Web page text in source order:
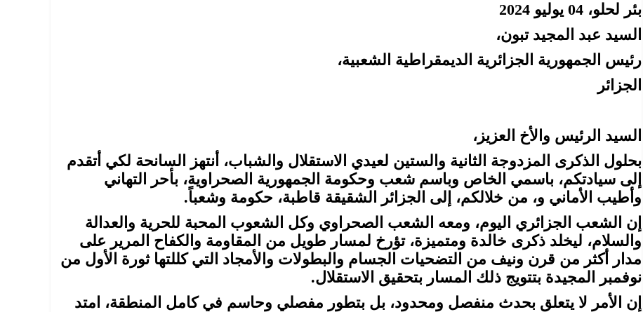
بئر لحلو، 04 يوليو 2024
السيد عبد المجيد تبون،
رئيس الجمهورية الجزائرية الديمقراطية الشعبية،
الجزائر
السيد الرئيس والأخ العزيز،
بحلول الذكرى المزدوجة الثانية والستين لعيدي الاستقلال والشباب، أنتهز السانحة لكي أتقدم
إلى سيادتكم، باسمي الخاص وباسم شعب وحكومة الجمهورية الصحراوية، بأحر التهاني
وأطيب الأماني و، من خلالكم، إلى الجزائر الشقيقة قاطبة، حكومة وشعباً.
إن الشعب الجزائري اليوم، ومعه الشعب الصحراوي وكل الشعوب المحبة للحرية والعدالة
والسلام، ليخلد ذكرى خالدة ومتميزة، تؤرخ لمسار طويل من المقاومة والكفاح المرير على
مدار أكثر من قرن ونيف من التضحيات الجسام والبطولات والأمجاد التي كللتها ثورة الأول من
نوفمبر المجيدة بتتويج ذلك المسار بتحقيق الاستقلال.
إن الأمر لا يتعلق بحدث منفصل ومحدود، بل بتطور مفصلي وحاسم في كامل المنطقة، امتد